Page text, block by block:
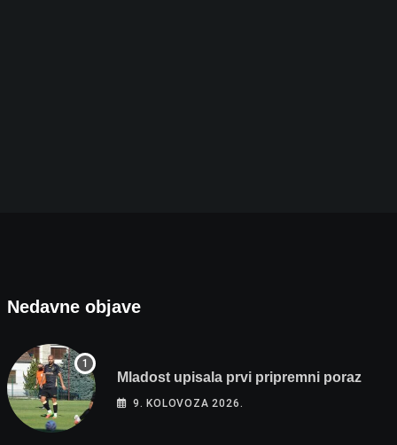
Nedavne objave
Mladost upisala prvi pripremni poraz
9. KOLOVOZA 2026.